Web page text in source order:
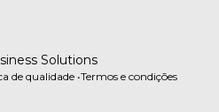
Solutions
de qualidade •Termos e condições